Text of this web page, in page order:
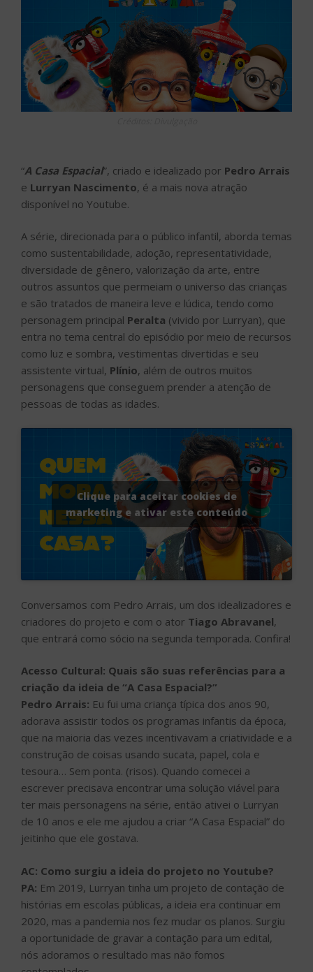
“A Casa Espacial”, criado e idealizado por Pedro Arrais
e Lurryan Nascimento, é a mais nova atração
disponível no Youtube.
A série, direcionada para o público infantil, aborda temas
como sustentabilidade, adoção, representatividade,
diversidade de gênero, valorização da arte, entre
outros assuntos que permeiam o universo das crianças
e são tratados de maneira leve e lúdica, tendo como
personagem principal Peralta (vivido por Lurryan), que
entra no tema central do episódio por meio de recursos
como luz e sombra, vestimentas divertidas e seu
assistente virtual, Plínio, além de outros muitos
personagens que conseguem prender a atenção de
pessoas de todas as idades.
Clique para aceitar cookies de
marketing e ativar este conteúdo
Conversamos com Pedro Arrais, um dos idealizadores e
criadores do projeto e com o ator Tiago Abravanel,
que entrará como sócio na segunda temporada. Confira!
Acesso Cultural: Quais são suas referências para a
criação da ideia de “A Casa Espacial?”
Pedro Arrais: Eu fui uma criança típica dos anos 90,
adorava assistir todos os programas infantis da época,
que na maioria das vezes incentivavam a criatividade e a
construção de coisas usando sucata, papel, cola e
tesoura… Sem ponta. (risos). Quando comecei a
escrever precisava encontrar uma solução viável para
ter mais personagens na série, então ativei o Lurryan
de 10 anos e ele me ajudou a criar “A Casa Espacial” do
jeitinho que ele gostava.
AC: Como surgiu a ideia do projeto no Youtube?
PA: Em 2019, Lurryan tinha um projeto de contação de
histórias em escolas públicas, a ideia era continuar em
2020, mas a pandemia nos fez mudar os planos. Surgiu
a oportunidade de gravar a contação para um edital,
nós adoramos o resultado mas não fomos